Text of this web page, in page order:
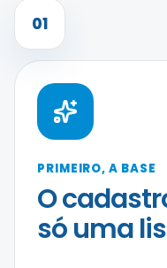
01
PRIMEIRO, A BASE
O
só uma